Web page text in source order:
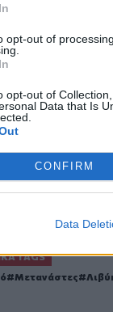
opt-out of
opt-out of
Data that Is
CONFIRM
Data
Google
μας
TAGS
Μετανάστες